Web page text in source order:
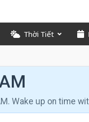
Thời Tiết
Wake up on time